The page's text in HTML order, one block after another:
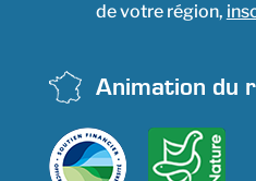
de votre région,
Animation du